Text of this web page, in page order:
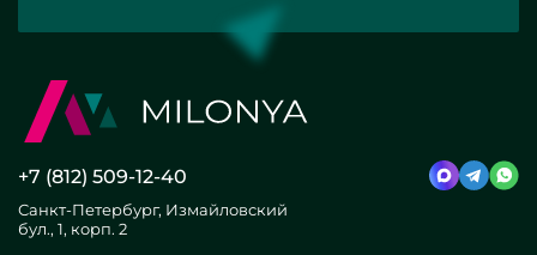
+7 (812) 509-12-40
Санкт-Петербург, Измайловский
бул., 1, корп. 2